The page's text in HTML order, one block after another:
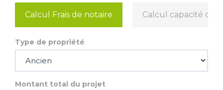
Calcul Frais de notaire Calcul capacité